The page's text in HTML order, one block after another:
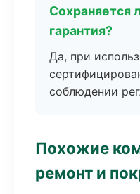
Сохраняется
гарантия?
Да, при
соблюдении
Похожие
ремонт и